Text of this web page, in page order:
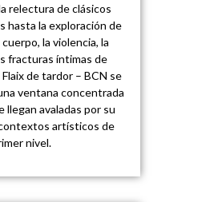
relectura de clásicos
hasta la exploración de
la violencia, la
fracturas íntimas de
de tardor – BCN se
ventana concentrada
llegan avaladas por su
artísticos de
nivel.